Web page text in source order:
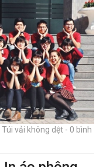
vải không dệt - 0 bình